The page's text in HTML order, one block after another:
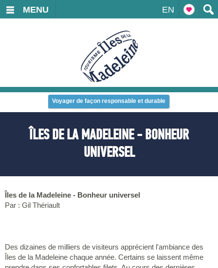
EN
MENU
Voyager de façon responsable et durable
ÎLES DE LA MADELEINE - BONHEUR
UNIVERSEL
Îles de la Madeleine - Bonheur universel
Par : Gil Thériault
Des dizaines de milliers de visiteurs apprécient l'ambiance des
Îles de la Madeleine chaque année. Certains se laissent même